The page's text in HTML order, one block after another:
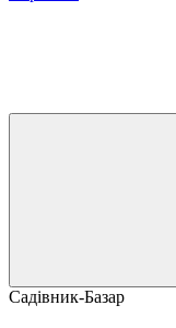
Садівник-Базар